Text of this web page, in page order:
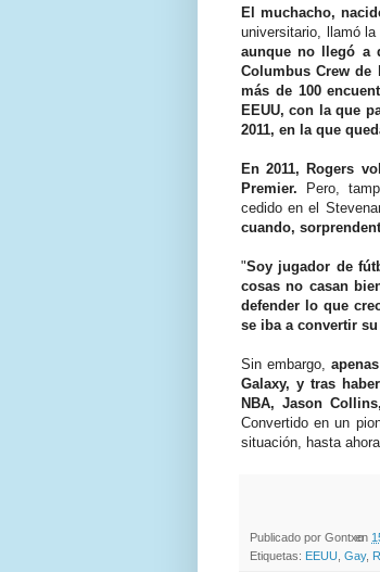
El muchacho,
universitario, llamó
aunque no llegó a
Columbus Crew de
más de 100
EEUU, con la que
2011, en la que
En 2011, Rogers
Premier. Pero,
cedido en el
cuando,
"Soy jugador de
cosas no casan
defender lo que
se iba a convertir
Sin embargo,
Galaxy, y tras
NBA, Jason
Convertido en un
situación, hasta
Publicado por Gontxoen
Etiquetas: EEUU Gay,